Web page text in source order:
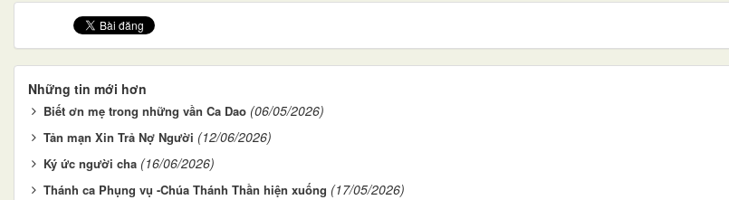
Những tin mới hơn
Biết ơn mẹ trong những vần Ca Dao (06/05/2026)
Tản mạn Xin Trả Nợ Người (12/06/2026)
Ký ức người cha (16/06/2026)
Thánh ca Phụng vụ -Chúa Thánh Thần hiện xuống (17/05/2026)